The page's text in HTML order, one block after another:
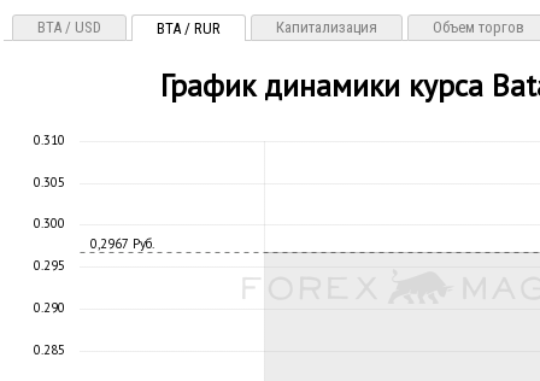
BTA / USD BTA / RUR Капитализация Объем торгов
График динамики курса
0,2967 Руб.
0.285
0.290
0.295
0.300
0.305
0.310